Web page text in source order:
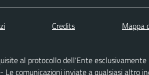
Credits Mappa
al protocollo dell'Ente
Le comunicazioni inviate a qualsiasi altro